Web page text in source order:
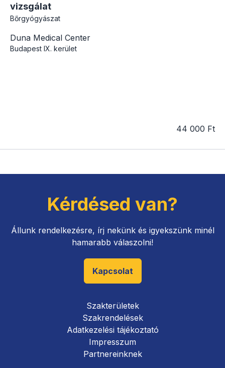
vizsgálat
Bőrgyógyászat
Duna Medical Center
Budapest IX. kerület
44 000 Ft
Kérdésed van?
Állunk rendelkezésre, írj nekünk és igyekszünk minél
hamarabb válaszolni!
Kapcsolat
Szakterületek
Szakrendelések
Adatkezelési tájékoztató
Impresszum
Partnereinknek